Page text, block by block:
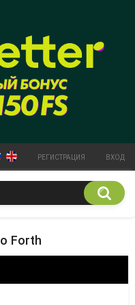
РЕГИСТРАЦИЯ ВХОД
Forth